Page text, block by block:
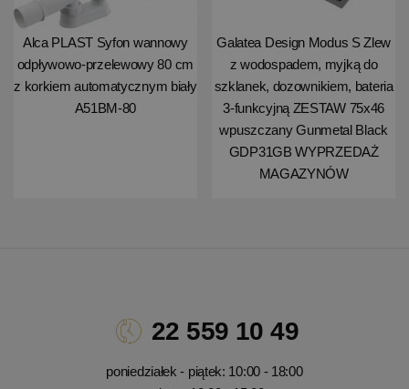
Alca PLAST Syfon wannowy
odpływowo-przelewowy 80 cm
z korkiem automatycznym biały
A51BM-80
Galatea Design Modus S Zlew
z wodospadem, myjką do
szklanek, dozownikiem, bateria
3-funkcyjną ZESTAW 75x46
wpuszczany Gunmetal Black
GDP31GB WYPRZEDAŻ
MAGAZYNÓW
22 559 10 49
poniedziałek - piątek: 10:00 - 18:00